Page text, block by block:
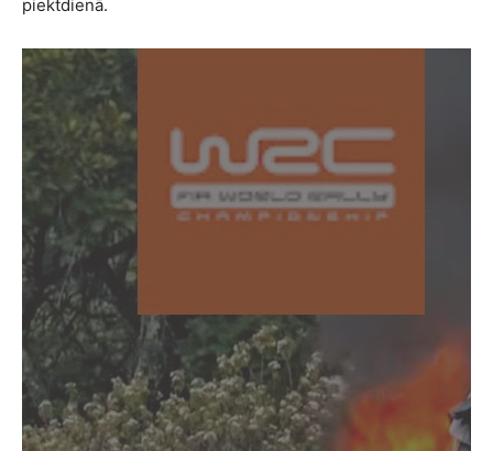
piektdienā.